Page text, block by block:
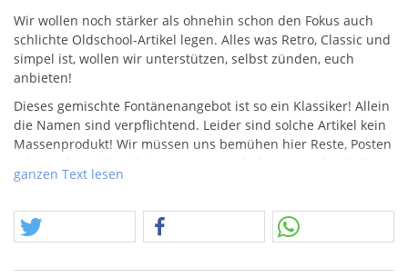
Wir wollen noch stärker als ohnehin schon den Fokus auch
schlichte Oldschool-Artikel legen. Alles was Retro, Classic und
simpel ist, wollen wir unterstützen, selbst zünden, euch
anbieten!
Dieses gemischte Fontänenangebot ist so ein Klassiker! Allein
die Namen sind verpflichtend. Leider sind solche Artikel kein
Massenprodukt! Wir müssen uns bemühen hier Reste, Posten
neue Rubrik mit Leben gefüllt werden kann!
Der Lieferumfang enthält immer eine Fontäne, die Lieferung
ist freibleibend. Es können auch andere Fontänen
ausgeliefert werden, welche aber auch in dieses Spektrum
passt. Als neuer Zugang kann bei diesem Angebot auch die
ganzen Text lesen